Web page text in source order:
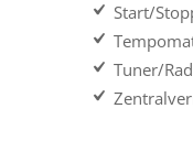
Start/
Tuner/